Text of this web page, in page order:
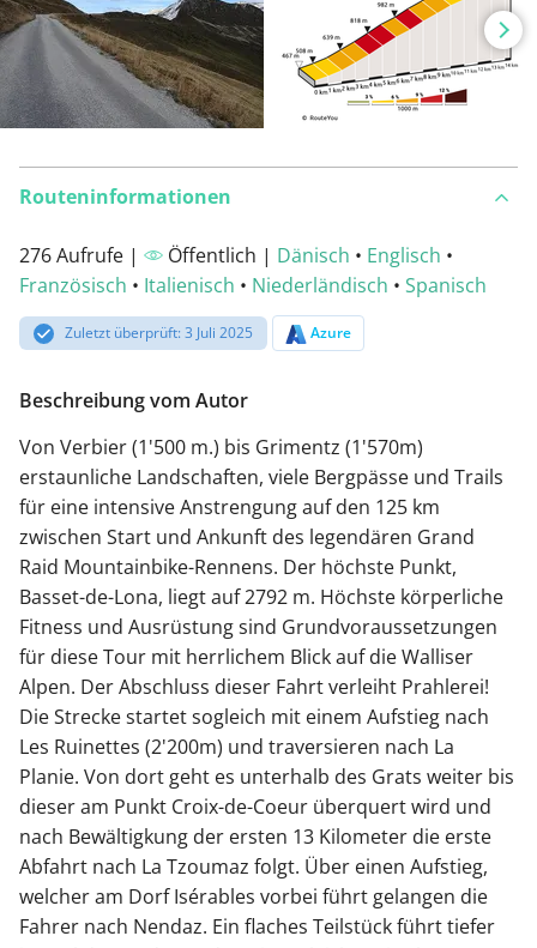
Routeninformationen
276 Aufrufe | Öffentlich | Dänisch • Englisch •
Französisch • Italienisch • Niederländisch • Spanisch
Zuletzt überprüft: 3 Juli 2025 Azure
Beschreibung vom Autor
Von Verbier (1'500 m.) bis Grimentz (1'570m)
erstaunliche Landschaften, viele Bergpässe und Trails
für eine intensive Anstrengung auf den 125 km
zwischen Start und Ankunft des legendären Grand
Raid Mountainbike-Rennens. Der höchste Punkt,
Basset-de-Lona, liegt auf 2792 m. Höchste körperliche
Fitness und Ausrüstung sind Grundvoraussetzungen
für diese Tour mit herrlichem Blick auf die Walliser
Alpen. Der Abschluss dieser Fahrt verleiht Prahlerei!
Die Strecke startet sogleich mit einem Aufstieg nach
Les Ruinettes (2'200m) und traversieren nach La
Planie. Von dort geht es unterhalb des Grats weiter bis
dieser am Punkt Croix-de-Coeur überquert wird und
nach Bewältigkung der ersten 13 Kilometer die erste
Abfahrt nach La Tzoumaz folgt. Über einen Aufstieg,
welcher am Dorf Isérables vorbei führt gelangen die
Fahrer nach Nendaz. Ein flaches Teilstück führt tiefer